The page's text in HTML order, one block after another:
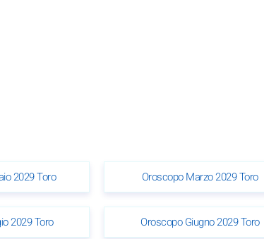
2029 Toro Oroscopo Marzo 2029 Toro
2029 Toro Oroscopo Giugno 2029 Toro